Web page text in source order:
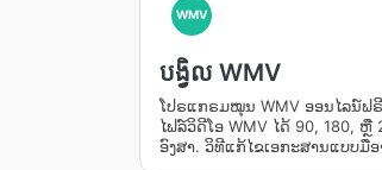
WMV
បង្វិល WMV
ໂປຣແກຣມໝຸນ WMV ອອນໄລນ໌ຟ
ໄຟລ໌ວິດີໂອ WMV ໄດ້ 90, 180, ຫຼື
ອົງສາ. ວິທີແກ້ໄຂເອກະສານແບບມືອ